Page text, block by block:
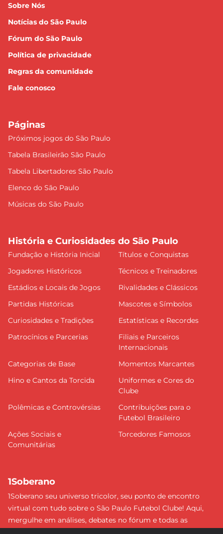
Sobre Nós
Notícias do São Paulo
Fórum do São Paulo
Política de privacidade
Regras da comunidade
Fale conosco
Páginas
Próximos jogos do São Paulo
Tabela Brasileirão São Paulo
Tabela Libertadores São Paulo
Elenco do São Paulo
Músicas do São Paulo
História e Curiosidades do São Paulo
Fundação e História Inicial
Títulos e Conquistas
Jogadores Históricos
Técnicos e Treinadores
Estádios e Locais de Jogos
Rivalidades e Clássicos
Partidas Históricas
Mascotes e Símbolos
Curiosidades e Tradições
Estatísticas e Recordes
Patrocínios e Parcerias
Filiais e Parceiros
Internacionais
Categorias de Base
Momentos Marcantes
Hino e Cantos da Torcida
Uniformes e Cores do
Clube
Polêmicas e Controvérsias
Contribuições para o
Futebol Brasileiro
Ações Sociais e
Comunitárias
Torcedores Famosos
1Soberano
1Soberano seu universo tricolor, seu ponto de encontro
virtual com tudo sobre o São Paulo Futebol Clube! Aqui,
mergulhe em análises, debates no fórum e todas as